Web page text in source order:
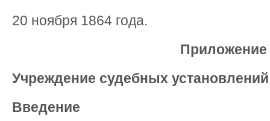
20 ноября 1864 года.
Приложение
Учреждение судебных установлений
Введение